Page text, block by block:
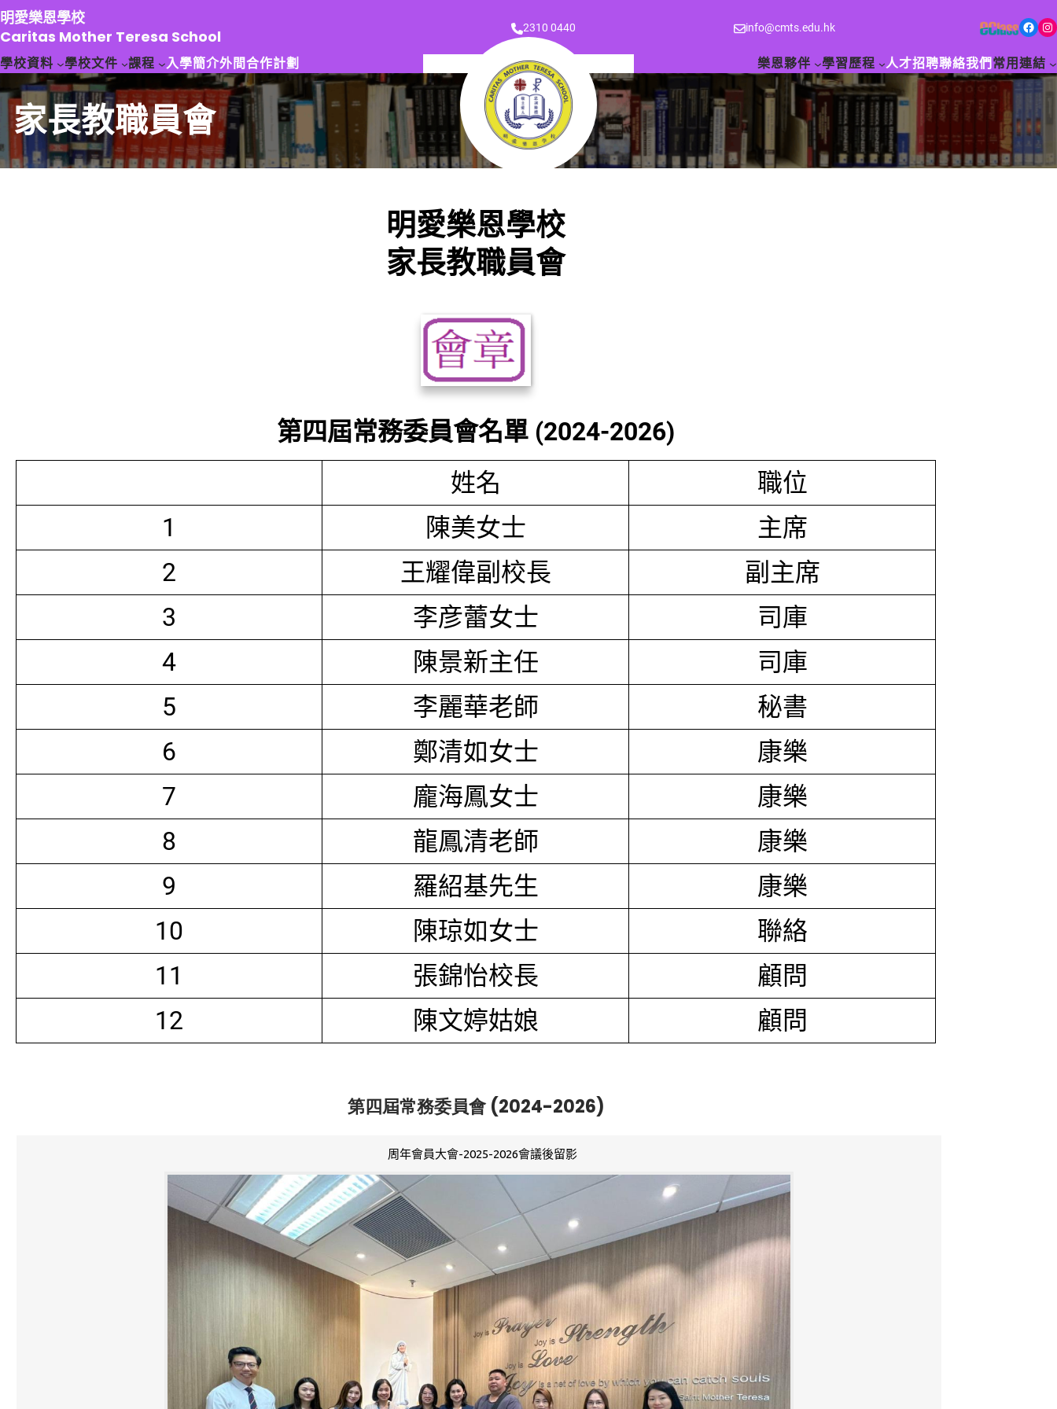
跳
至
主
要
容
明愛樂恩學校
Caritas Mother Teresa School
2310 0440 info@cmts.edu.hk Facebook Instagram
學校資料 學校文件 課程 入學簡介外間合作計劃 樂恩夥伴 學習歷程 人才招聘聯絡我們 常用連結
家長教職員會
明愛樂恩學校
家長教職員會
第四屆常務委員會名單 (2024-2026)
姓名
職位
1
陳美女士
主席
2
王耀偉副校長
副主席
3
李彦蕾女士
司庫
4
陳景新主任
司庫
5
李麗華老師
秘書
6
鄭清如女士
康樂
7
龐海鳳女士
康樂
8
龍鳳清老師
康樂
9
羅紹基先生
康樂
10
陳琼如女士
聯絡
11
張錦怡校長
顧問
12
陳文婷姑娘 顧問
第四屆常務委員會 (2024-2026)
周年會員大會-2025-2026會議後留影